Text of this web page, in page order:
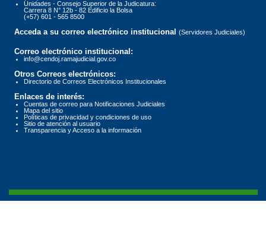
Unidades - Consejo Superior de la Judicatura:
Carrera 8 N° 12b - 82 Edificio la Bolsa
(+57) 601 - 565 8500
Acceda a su correo electrónico institucional (Servidores Judiciales)
Correo electrónico institucional:
info@cendoj.ramajudicial.gov.co
Otros Correos electrónicos:
Directorio de Correos Electrónicos Institucionales
Enlaces de interés:
Cuentas de correo para Notificaciones Judiciales
Mapa del sitio
Políticas de privacidad y condiciones de uso
Sitio de atención al usuario
Transparencia y Acceso a la información